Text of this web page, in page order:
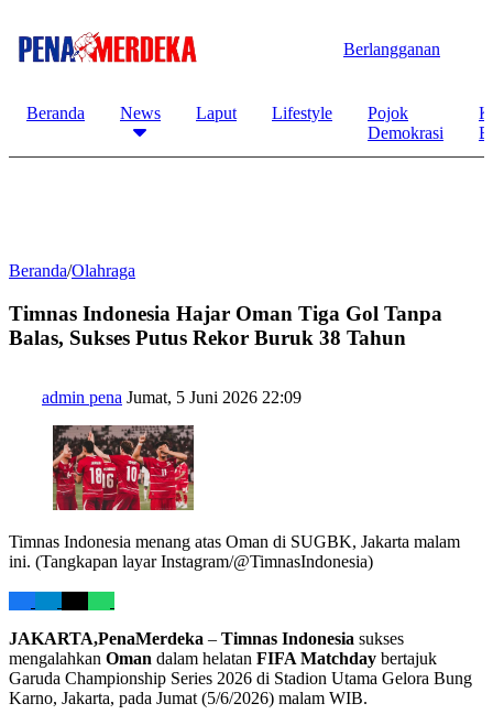
Berlangganan
Beranda News Laput Lifestyle
Pojok
Demokrasi
Beranda/Olahraga
Timnas Indonesia Hajar Oman Tiga Gol Tanpa
Balas, Sukses Putus Rekor Buruk 38 Tahun
admin pena Jumat, 5 Juni 2026 22:09
Timnas Indonesia menang atas Oman di SUGBK, Jakarta malam
ini. (Tangkapan layar Instagram/@TimnasIndonesia)
JAKARTA,PenaMerdeka – Timnas Indonesia sukses
mengalahkan Oman dalam helatan FIFA Matchday bertajuk
Garuda Championship Series 2026 di Stadion Utama Gelora Bung
Karno, Jakarta, pada Jumat (5/6/2026) malam WIB.